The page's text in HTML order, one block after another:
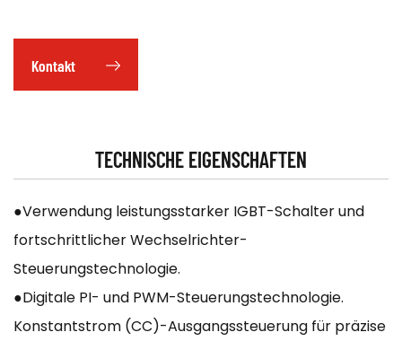
Leistung
●Der Gleichstromausgang bietet einen stabilen
Ausgang für eine gute Durchdringung
Kontakt
TECHNISCHE EIGENSCHAFTEN
●Verwendung leistungsstarker IGBT-Schalter und
fortschrittlicher Wechselrichter-
Steuerungstechnologie.
●Digitale PI- und PWM-Steuerungstechnologie.
Konstantstrom (CC)-Ausgangssteuerung für präzise